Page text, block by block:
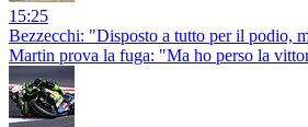
15:25
Bezzecchi: "Disposto a tutto per il podio,
Martin prova la fuga: "Ma ho perso la